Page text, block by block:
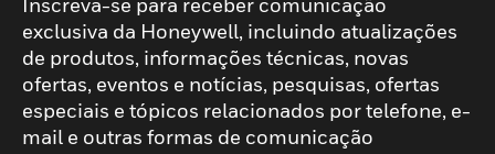
Inscreva-se para receber comunicação
exclusiva da Honeywell, incluindo atualizações
de produtos, informações técnicas, novas
ofertas, eventos e notícias, pesquisas, ofertas
especiais e tópicos relacionados por telefone, e-
mail e outras formas de comunicação